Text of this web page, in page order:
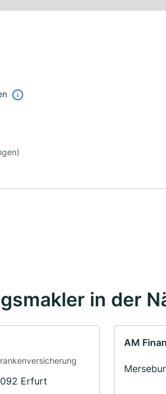
in der
Erfurt
AM